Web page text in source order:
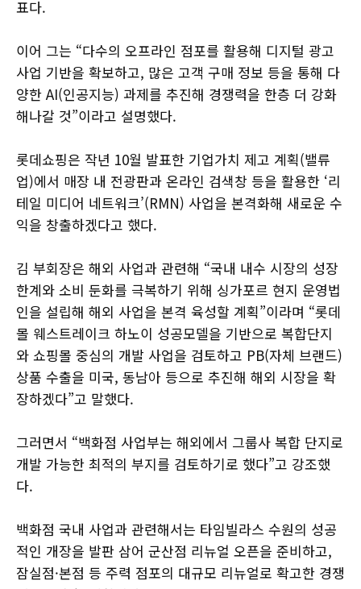
표다.
이어 그는 “다수의 오프라인 점포를 활용해 디지털 광고
사업 기반을 확보하고, 많은 고객 구매 정보 등을 통해 다
양한 AI(인공지능) 과제를 추진해 경쟁력을 한층 더 강화
해나갈 것”이라고 설명했다.
롯데쇼핑은 작년 10월 발표한 기업가치 제고 계획(밸류
업)에서 매장 내 전광판과 온라인 검색창 등을 활용한 ‘리
테일 미디어 네트워크’(RMN) 사업을 본격화해 새로운 수
익을 창출하겠다고 했다.
김 부회장은 해외 사업과 관련해 “국내 내수 시장의 성장
한계와 소비 둔화를 극복하기 위해 싱가포르 현지 운영법
인을 설립해 해외 사업을 본격 육성할 계획”이라며 “롯데
몰 웨스트레이크 하노이 성공모델을 기반으로 복합단지
와 쇼핑몰 중심의 개발 사업을 검토하고 PB(자체 브랜드)
상품 수출을 미국, 동남아 등으로 추진해 해외 시장을 확
장하겠다”고 말했다.
그러면서 “백화점 사업부는 해외에서 그룹사 복합 단지로
개발 가능한 최적의 부지를 검토하기로 했다”고 강조했
다.
백화점 국내 사업과 관련해서는 타임빌라스 수원의 성공
적인 개장을 발판 삼어 군산점 리뉴얼 오픈을 준비하고,
잠실점·본점 등 주력 점포의 대규모 리뉴얼로 확고한 경쟁